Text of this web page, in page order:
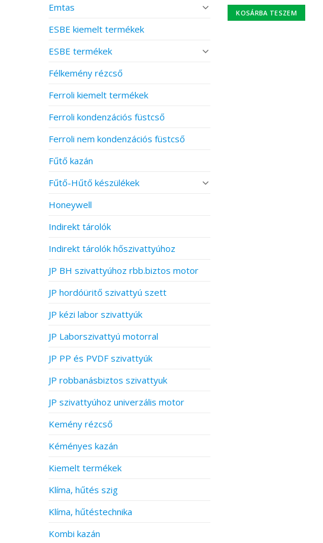
Emtas
ESBE kiemelt termékek
ESBE termékek
Félkemény rézcső
Ferroli kiemelt termékek
Ferroli kondenzációs füstcső
Ferroli nem kondenzációs füstcső
Fűtő kazán
Fűtő-Hűtő készülékek
Honeywell
Indirekt tárolók
Indirekt tárolók hőszivattyúhoz
JP BH szivattyúhoz rbb.biztos motor
JP hordóüritő szivattyú szett
JP kézi labor szivattyúk
JP Laborszivattyú motorral
JP PP és PVDF szivattyúk
JP robbanásbiztos szivattyuk
JP szivattyúhoz univerzális motor
Kemény rézcső
Kéményes kazán
Kiemelt termékek
Klíma, hűtés szig
Klíma, hűtéstechnika
Kombi kazán
KOSÁRBA TESZEM